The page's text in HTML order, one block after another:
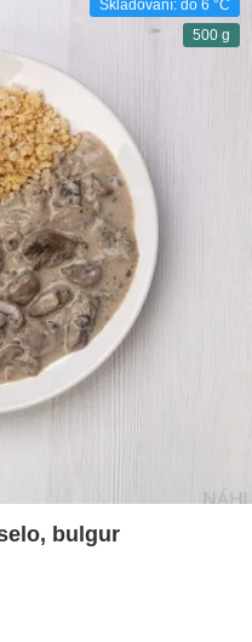
Skladování: do 6 °C
500 g
bulgur